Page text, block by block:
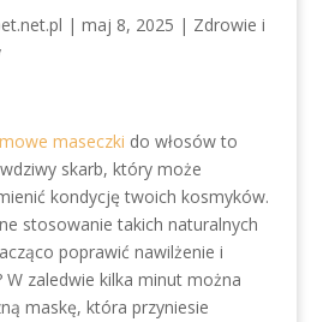
| maj 8, 2025 | Zdrowie i
maseczki do włosów to
skarb, który może
kondycję twoich kosmyków.
stosowanie takich naturalnych
poprawić nawilżenie i
W zaledwie kilka minut można
maskę, która przyniesie